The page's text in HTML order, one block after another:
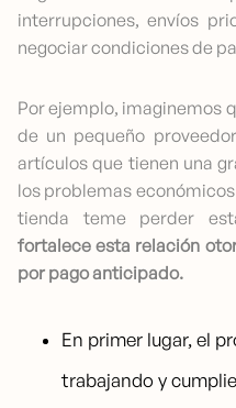
interrupciones, envíos
negociar condiciones de
Por ejemplo, imaginemos
de un pequeño
artículos que tienen una
los problemas
tienda teme perder
fortalece esta relación
por pago anticipado.
En primer lugar, el
trabajando y